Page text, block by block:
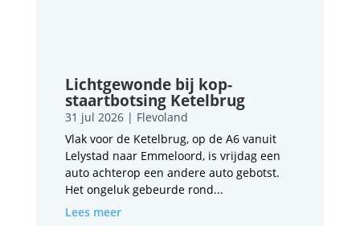
Lichtgewonde bij kop-
staartbotsing Ketelbrug
31 jul 2026| Flevoland
Vlak voor de Ketelbrug, op de A6 vanuit
Lelystad naar Emmeloord, is vrijdag een
auto achterop een andere auto gebotst.
Het ongeluk gebeurde rond...
Lees meer